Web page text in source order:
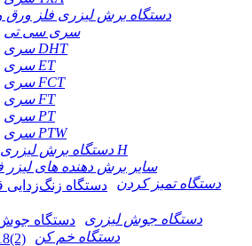
دستگاه برش لیزری فلز ورق
سری سی تی
سری DHT
سری ET
سری FCT
سری FT
سری PT
سری PTW
دستگاه برش لیزری فولاد H
سایر برش دهنده های لیزر
دستگاه تمیز کردن
دستگاه جوش لیزری
دستگاه خم کن